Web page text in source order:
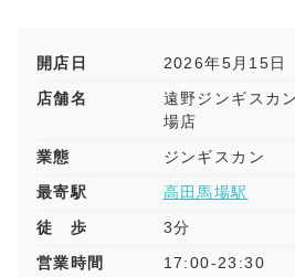
開店日
2026年5月15日
店舗名
遠野ジンギスカ
場店
業態
ジンギスカン
最寄駅
高田馬場駅
徒 歩
3分
営業時間
17:00-23:30